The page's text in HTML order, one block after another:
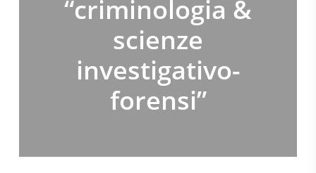
“criminologia &
scienze
investigativo-
forensi”